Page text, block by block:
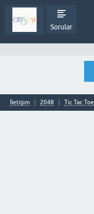
Sorular
İletişim 2048 Tic Tac Toe